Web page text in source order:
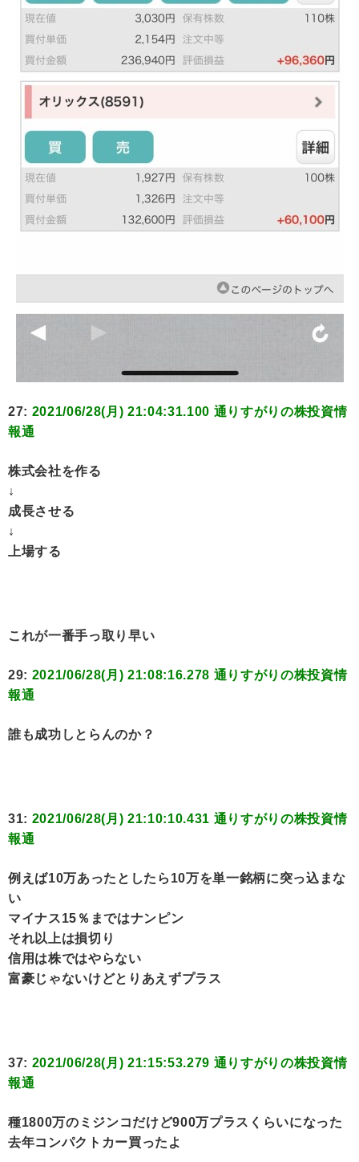
27: 2021/06/28(月) 21:04:31.100 通りすがりの株投資情
報通
株式会社を作る
↓
成長させる
↓
上場する
これが一番手っ取り早い
29: 2021/06/28(月) 21:08:16.278 通りすがりの株投資情
報通
誰も成功しとらんのか？
31: 2021/06/28(月) 21:10:10.431 通りすがりの株投資情
報通
例えば10万あったとしたら10万を単一銘柄に突っ込まな
い
マイナス15％まではナンピン
それ以上は損切り
信用は株ではやらない
富豪じゃないけどとりあえずプラス
37: 2021/06/28(月) 21:15:53.279 通りすがりの株投資情
報通
種1800万のミジンコだけど900万プラスくらいになった
去年コンパクトカー買ったよ